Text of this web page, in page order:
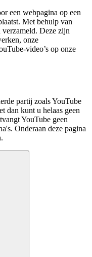
een webpagina op een
Met behulp van
verzameld. Deze zijn
onze
video’s op onze
partij zoals YouTube
dan kunt u helaas geen
YouTube geen
Onderaan deze pagina